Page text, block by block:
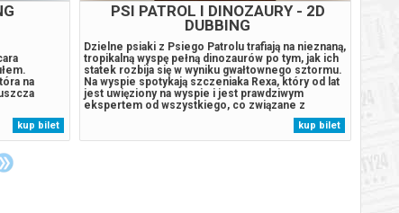
na
plemię.
tylko
kup bilet
PSI PATROL I DINOZAURY - 2D
DUBBING
Dzielne psiaki z Psiego Patrolu trafiają na nieznaną,
tropikalną wyspę pełną dinozaurów po tym, jak ich
statek rozbija się w wyniku gwałtownego sztormu.
Na wyspie spotykają szczeniaka Rexa, który od lat
jest uwięziony na wyspie i jest prawdziwym
ekspertem od wszystkiego, co związane z
pradawnymi gadami. Sytuacja wymyka się spod
kontroli, gdy odwieczny rywal piesków, burmistrz
Humdinger, zaczyna pozyskiwać...
kup bilet